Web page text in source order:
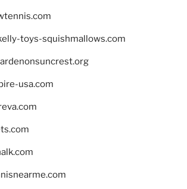
toys-squishmallows.com
usa.com